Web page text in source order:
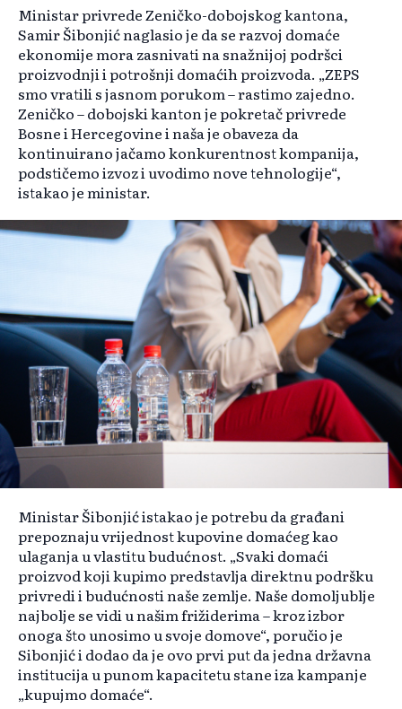
Ministar privrede Zeničko-dobojskog kantona,
Samir Šibonjić naglasio je da se razvoj domaće
ekonomije mora zasnivati na snažnijoj podršci
proizvodnji i potrošnji domaćih proizvoda. „ZEPS
smo vratili s jasnom porukom – rastimo zajedno.
Zeničko – dobojski kanton je pokretač privrede
Bosne i Hercegovine i naša je obaveza da
kontinuirano jačamo konkurentnost kompanija,
podstičemo izvoz i uvodimo nove tehnologije“,
istakao je ministar.
Ministar Šibonjić istakao je potrebu da građani
prepoznaju vrijednost kupovine domaćeg kao
ulaganja u vlastitu budućnost. „Svaki domaći
proizvod koji kupimo predstavlja direktnu podršku
privredi i budućnosti naše zemlje. Naše domoljublje
najbolje se vidi u našim frižiderima – kroz izbor
onoga što unosimo u svoje domove“, poručio je
Sibonjić i dodao da je ovo prvi put da jedna državna
institucija u punom kapacitetu stane iza kampanje
„kupujmo domaće“.